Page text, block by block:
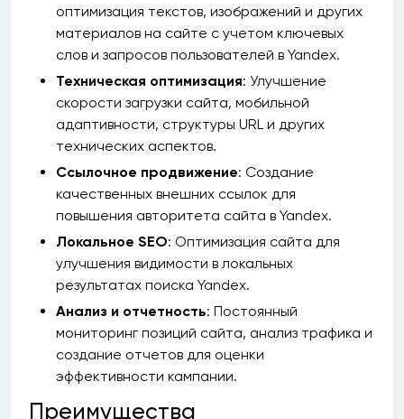
оптимизация текстов, изображений и других
материалов на сайте с учетом ключевых
слов и запросов пользователей в Yandex.
Техническая оптимизация: Улучшение
скорости загрузки сайта, мобильной
адаптивности, структуры URL и других
технических аспектов.
Ссылочное продвижение: Создание
качественных внешних ссылок для
повышения авторитета сайта в Yandex.
Локальное SEO: Оптимизация сайта для
улучшения видимости в локальных
результатах поиска Yandex.
Анализ и отчетность: Постоянный
мониторинг позиций сайта, анализ трафика и
создание отчетов для оценки
эффективности кампании.
Преимущества